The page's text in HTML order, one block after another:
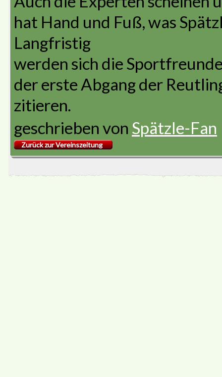
hat Hand und Fuß, was
Langfristig
werden sich die
der erste Abgang der
zitieren.
geschrieben von Spätzle-Fan
Zurück zur Vereinszeitung